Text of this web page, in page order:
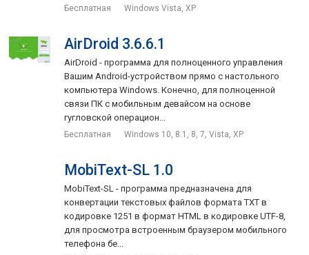
Бесплатная Windows Vista, XP
AirDroid 3.6.6.1
AirDroid - программа для полноценного управления
Вашим Android-устройством прямо с настольного
компьютера Windows. Конечно, для полноценной
связи ПК с мобильным девайсом на основе
гугловской операцион...
Бесплатная Windows 10, 8.1, 8, 7, Vista, XP
MobiText-SL 1.0
MobiText-SL - программа предназначена для
конвертации текстовых файлов формата TXT в
кодировке 1251 в формат HTML в кодировке UTF-8,
для просмотра встроенным браузером мобильного
телефона бе...